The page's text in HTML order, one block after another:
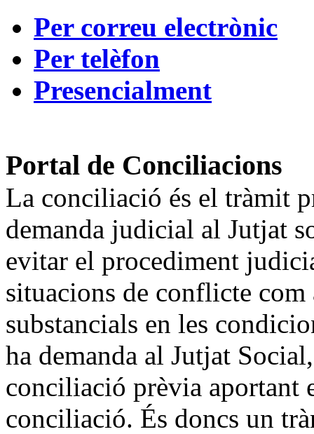
Per correu electrònic
Per telèfon
Presencialment
Portal de Conciliacions
La conciliació és el tràmit
demanda judicial al Jutjat
evitar el procediment
situacions de conflicte com
substancials en les
ha demanda al Jutjat
conciliació prèvia aportant
conciliació. És doncs un